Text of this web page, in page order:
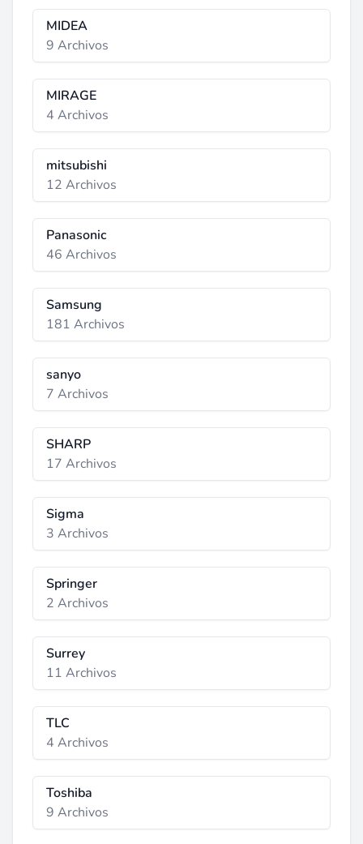
MIDEA
9 Archivos
MIRAGE
4 Archivos
mitsubishi
12 Archivos
Panasonic
46 Archivos
Samsung
181 Archivos
sanyo
7 Archivos
SHARP
17 Archivos
Sigma
3 Archivos
Springer
2 Archivos
Surrey
11 Archivos
TLC
4 Archivos
Toshiba
9 Archivos